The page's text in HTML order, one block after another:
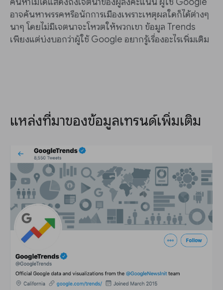
อาจค้นหาพรรคหรือนักการเมืองเพราะเหตุผลใดก็ได้ต่างๆ
นาๆ โดยไม่มีเจตนาจะโหวตให้พวกเขา ข้อมูล Trends
เพียงแต่บ่งบอกว่าผู้ใช้ Google อยากรู้เรื่องอะไรเพิ่มเติม
แหล่งที่มาของข้อมูลเทรนด์เพิ่มเติม